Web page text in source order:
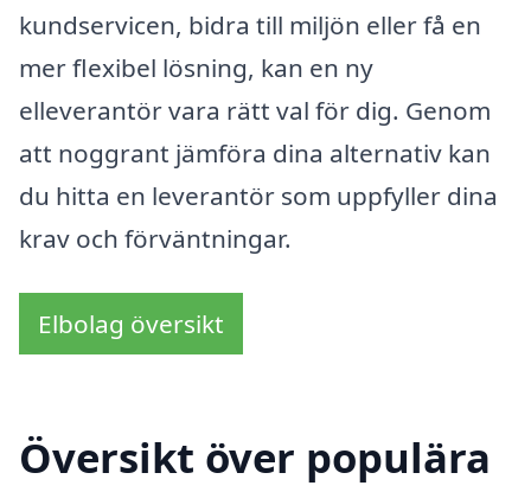
kundservicen, bidra till miljön eller få en
mer flexibel lösning, kan en ny
elleverantör vara rätt val för dig. Genom
att noggrant jämföra dina alternativ kan
du hitta en leverantör som uppfyller dina
krav och förväntningar.
Elbolag översikt
Översikt över populära